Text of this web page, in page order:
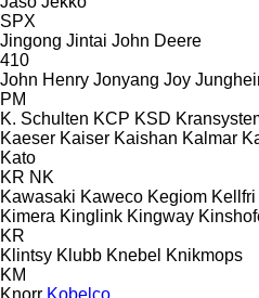
SPX
Jingong Jintai John Deere
410
John Henry Jonyang Joy
PM
K. Schulten KCP KSD
Kaeser Kaiser Kaishan Kalmar
Kato
KR NK
Kawasaki Kaweco Kegiom Kellfri
Kimera Kinglink Kingway
KR
Klintsy Klubb Knebel Knikmops
KM
Knorr Kobelco